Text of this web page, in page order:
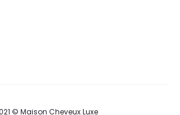
© Maison Cheveux Luxe